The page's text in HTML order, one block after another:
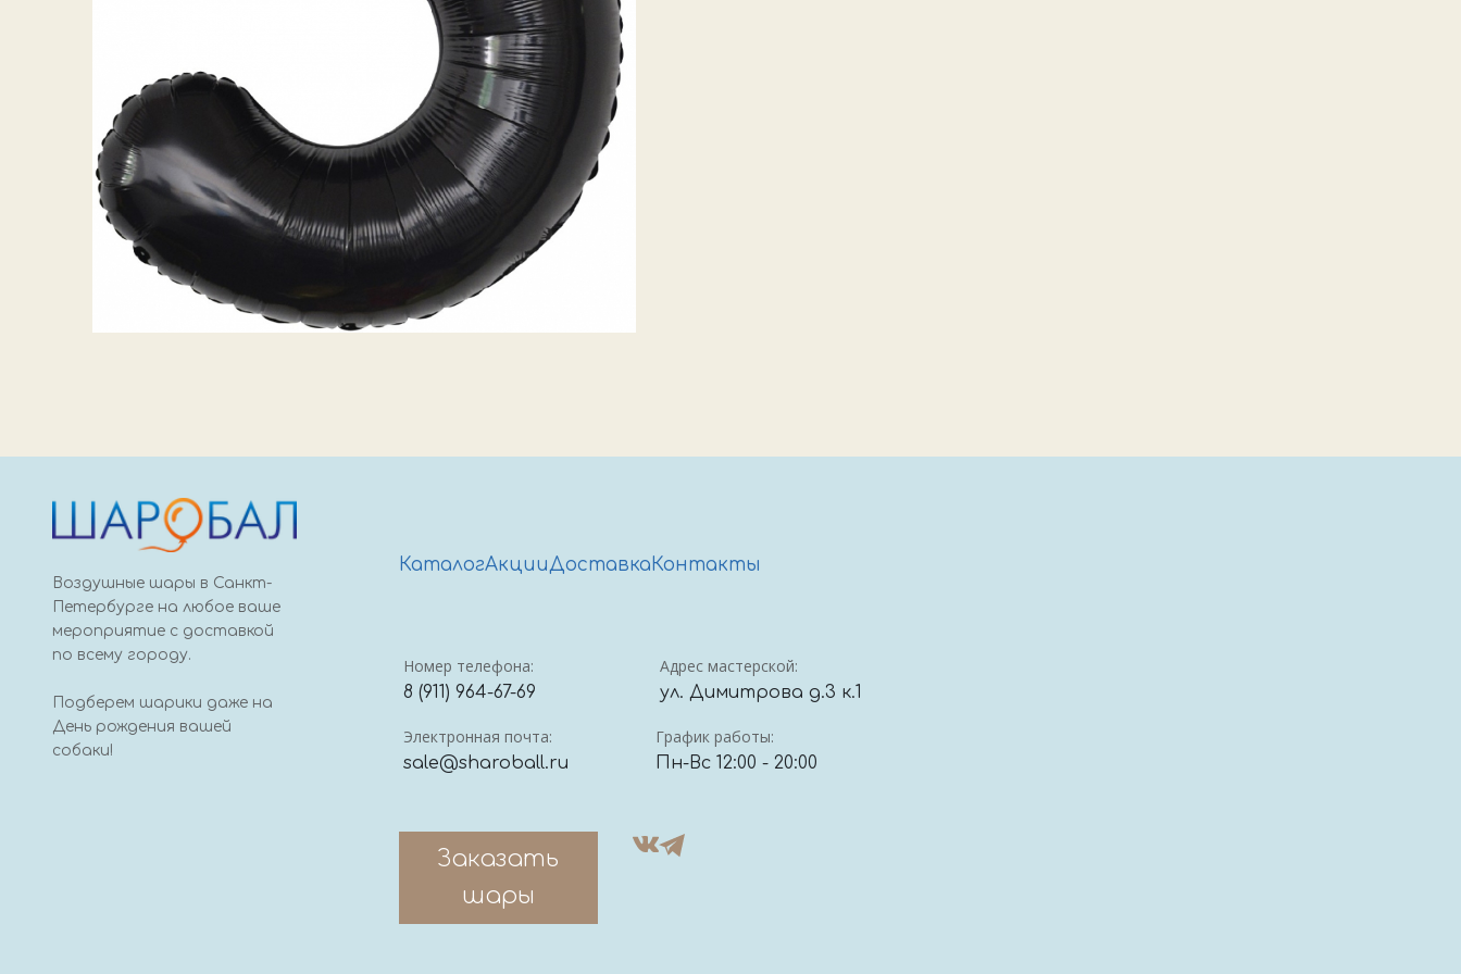
Воздушные шары в Санкт-
Петербурге на любое ваше
мероприятие с доставкой
по всему городу.
Подберем шарики даже на
День рождения вашей
собаки!
КаталогАкцииДоставка Контакты
Номер телефона:
8 (911) 964-67-69
Адрес мастерской:
ул. Димитрова д.3 к.1
Электронная почта:
sale@sharoball.ru
График работы:
Пн-Вс 12:00 - 20:00
Заказать
шары